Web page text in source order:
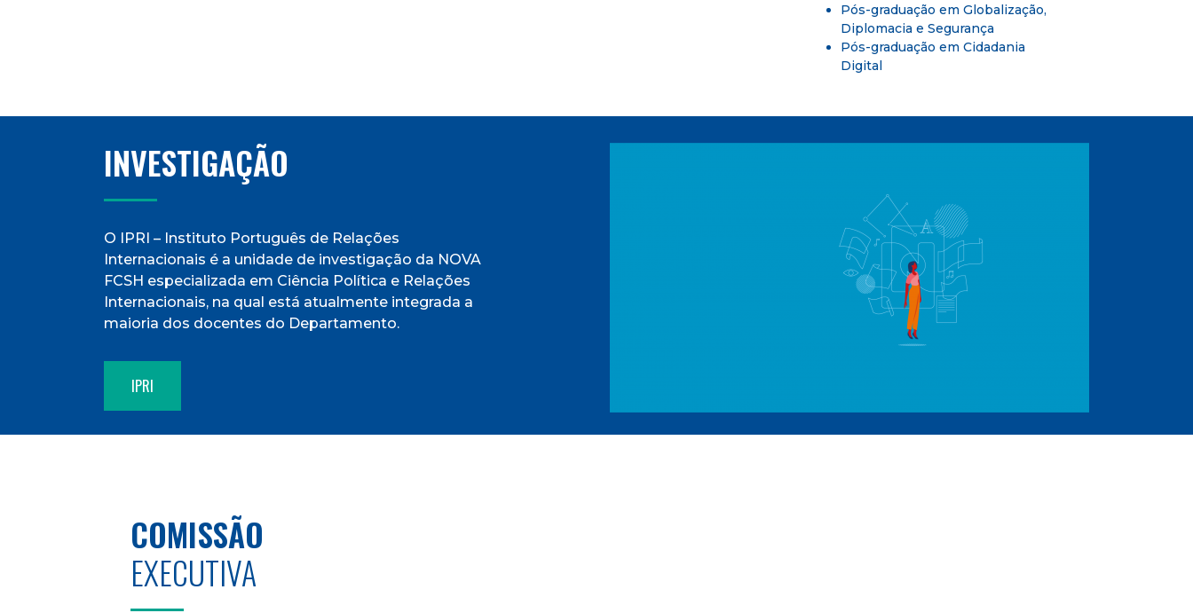
Pós-graduação em Globalização,
Diplomacia e Segurança
Pós-graduação em Cidadania
Digital
INVESTIGAÇÃO
O IPRI – Instituto Português de Relações
Internacionais é a unidade de investigação da NOVA
FCSH especializada em Ciência Política e Relações
Internacionais, na qual está atualmente integrada a
maioria dos docentes do Departamento.
IPRI
COMISSÃO
EXECUTIVA